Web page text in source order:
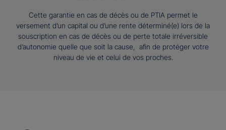
Cette garantie en cas de décès ou de PTIA permet le
versement d’un capital ou d’une rente déterminé(e) lors de la
souscription en cas de décès ou de perte totale irréversible
d’autonomie quelle que soit la cause, afin de protéger votre
niveau de vie et celui de vos proches.